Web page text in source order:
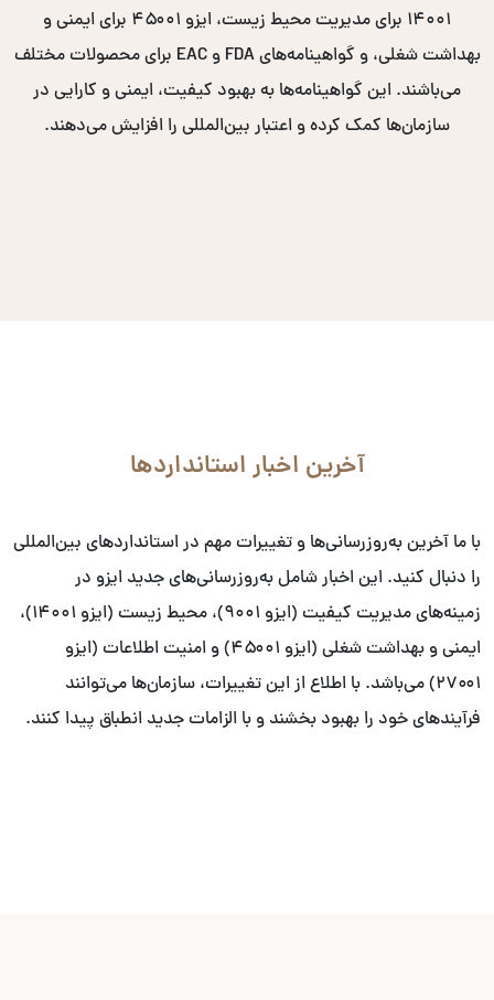
۱۴۰۰۱ برای مدیریت محیط زیست، ایزو ۴۵۰۰۱ برای ایمنی و
بهداشت شغلی، و گواهینامه‌های FDA و EAC برای محصولات مختلف
می‌باشند. این گواهینامه‌ها به بهبود کیفیت، ایمنی و کارایی در
سازمان‌ها کمک کرده و اعتبار بین‌المللی را افزایش می‌دهند.
آخرین اخبار استانداردها
با ما آخرین به‌روزرسانی‌ها و تغییرات مهم در استانداردهای بین‌المللی
را دنبال کنید. این اخبار شامل به‌روزرسانی‌های جدید ایزو در
زمینه‌های مدیریت کیفیت (ایزو ۹۰۰۱)، محیط زیست (ایزو ۱۴۰۰۱)،
ایمنی و بهداشت شغلی (ایزو ۴۵۰۰۱) و امنیت اطلاعات (ایزو
۲۷۰۰۱) می‌باشد. با اطلاع از این تغییرات، سازمان‌ها می‌توانند
فرآیندهای خود را بهبود بخشند و با الزامات جدید انطباق پیدا کنند.